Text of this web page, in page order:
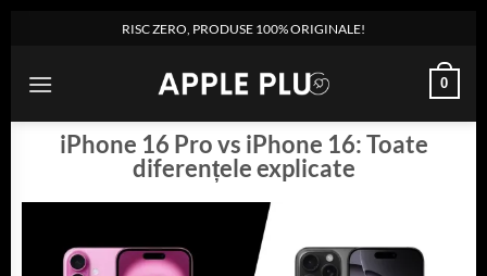
RISC ZERO, PRODUSE 100% ORIGINALE!
0
iPhone 16 Pro vs iPhone 16: Toate
diferențele explicate